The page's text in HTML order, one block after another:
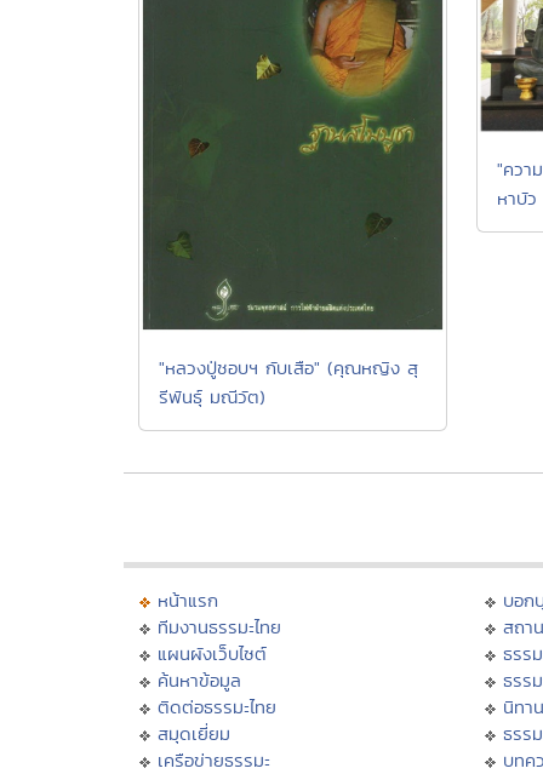
"หลวงปู่ชอบฯ กับเสือ" (คุณหญิง สุ
รีพันธุ์ มณีวัต)
"ควา
หาบั
หน้าแรก
ทีมงานธรรมะไทย
แผนผังเว็บไซต์
ค้นหาข้อมูล
ติดต่อธรรมะไทย
สมุดเยี่ยม
เครือข่ายธรรมะ
บอ
สถา
ธรร
ธรร
นิทา
ธรร
บทค